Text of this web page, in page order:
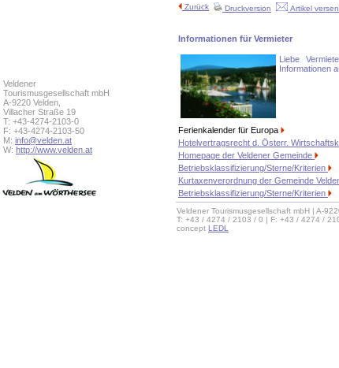
Veldener
Tourismusgesellschaft mbH
A-9220 Velden,
Villacher Straße 19
T: +43-4274-2103-0
F: +43-4274-2103-50
M: info@velden.at
W: http://www.velden.at
Zurück Druckversion Artikel
Informationen für Vermieter
Liebe
Informationen
Ferienkalender für Europa
Hotelvertragsrecht d. Österr.
Homepage der Veldener Gemeinde
Betriebsklassifizierung/Sterne/Kriterien
Kurtaxenverordnung der Gemeinde
Betriebsklassifizierung/Sterne/Kriterien
Veldener Tourismusgesellschaft mbH | A-
T: +43 / 4274 / 2103 / 0 | F: +43 / 4274 /
concept LEDL